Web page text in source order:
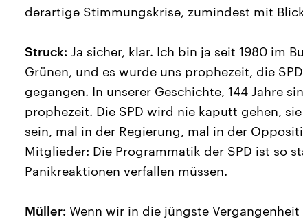
derartige Stimmungskrise, zumindest mit
Struck: Ja sicher, klar. Ich bin ja seit 1980 im
Grünen, und es wurde uns prophezeit, die
gegangen. In unserer Geschichte, 144 Jahre
prophezeit. Die SPD wird nie kaputt gehen,
sein, mal in der Regierung, mal in der
Mitglieder: Die Programmatik der SPD ist so
Panikreaktionen verfallen müssen.
Müller: Wenn wir in die jüngste